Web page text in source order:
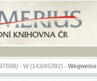
-W (143/45392)-Wegweiser durch
durch das Sudeten-Gebirge